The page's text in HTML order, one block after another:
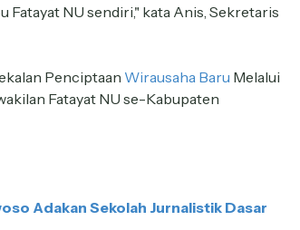
Fatayat NU sendiri," kata Anis, Sekretaris
Penciptaan Wirausaha Baru Melalui
Fatayat NU se-Kabupaten
Adakan Sekolah Jurnalistik Dasar